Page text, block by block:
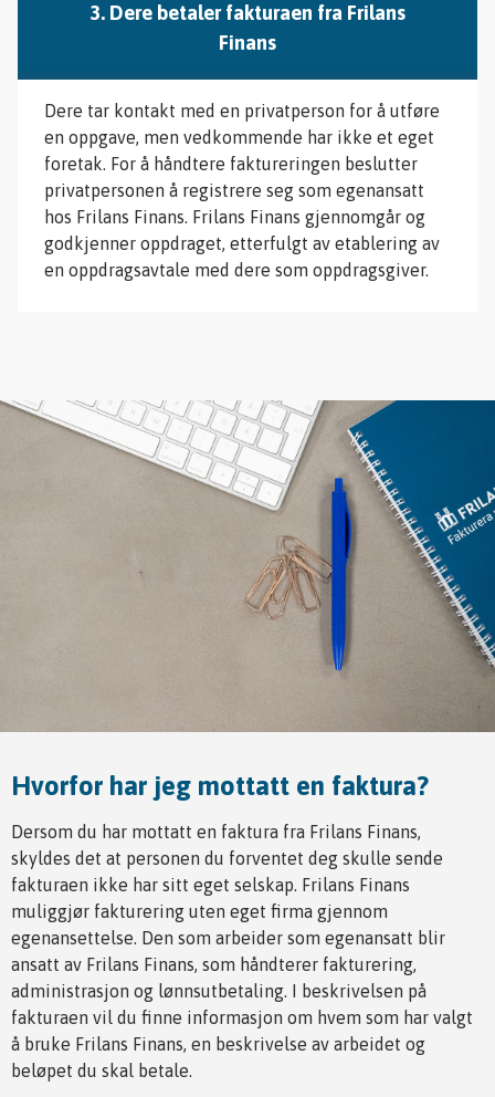
3. Dere betaler fakturaen fra Frilans
Finans
Dere tar kontakt med en privatperson for å utføre
en oppgave, men vedkommende har ikke et eget
foretak. For å håndtere faktureringen beslutter
privatpersonen å registrere seg som egenansatt
hos Frilans Finans. Frilans Finans gjennomgår og
godkjenner oppdraget, etterfulgt av etablering av
en oppdragsavtale med dere som oppdragsgiver.
Hvorfor har jeg mottatt en faktura?
Dersom du har mottatt en faktura fra Frilans Finans,
skyldes det at personen du forventet deg skulle sende
fakturaen ikke har sitt eget selskap. Frilans Finans
muliggjør fakturering uten eget firma gjennom
egenansettelse. Den som arbeider som egenansatt blir
ansatt av Frilans Finans, som håndterer fakturering,
administrasjon og lønnsutbetaling. I beskrivelsen på
fakturaen vil du finne informasjon om hvem som har valgt
å bruke Frilans Finans, en beskrivelse av arbeidet og
beløpet du skal betale.